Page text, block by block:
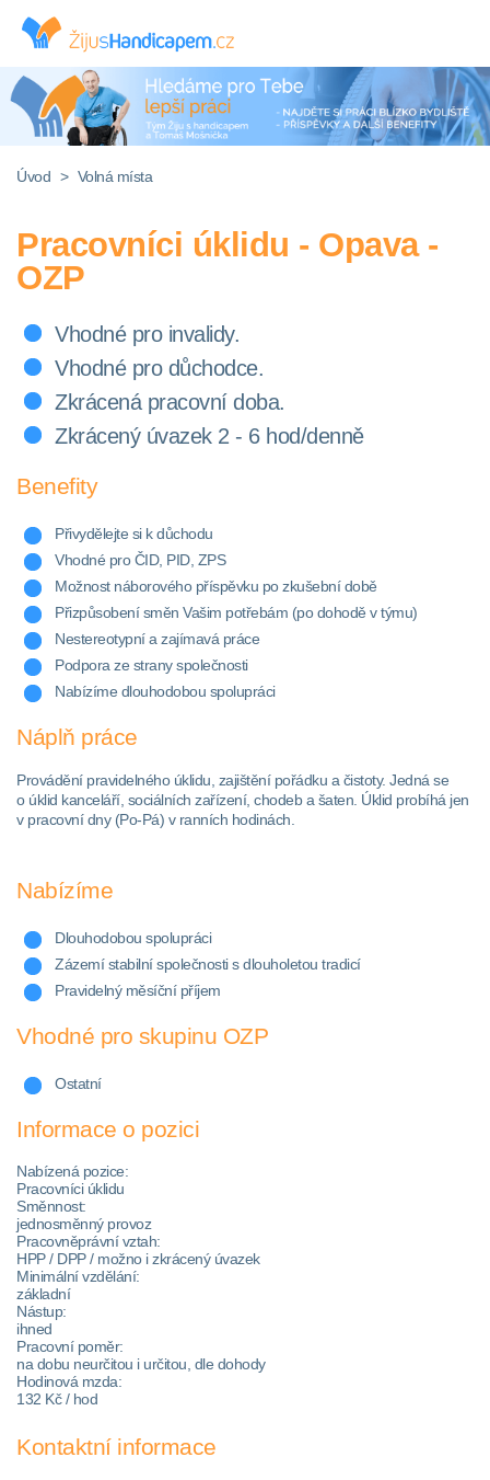
Úvod > Volná místa
Pracovníci úklidu - Opava -
OZP
Vhodné pro invalidy.
Vhodné pro důchodce.
Zkrácená pracovní doba.
Zkrácený úvazek 2 - 6 hod/denně
Benefity
Přivydělejte si k důchodu
Vhodné pro ČID, PID, ZPS
Možnost náborového příspěvku po zkušební době
Přizpůsobení směn Vašim potřebám (po dohodě v týmu)
Nestereotypní a zajímavá práce
Podpora ze strany společnosti
Nabízíme dlouhodobou spolupráci
Náplň práce
Provádění pravidelného úklidu, zajištění pořádku a čistoty. Jedná se
o úklid kanceláří, sociálních zařízení, chodeb a šaten. Úklid probíhá jen
v pracovní dny (Po-Pá) v ranních hodinách.
Nabízíme
Dlouhodobou spolupráci
Zázemí stabilní společnosti s dlouholetou tradicí
Pravidelný měsíční příjem
Vhodné pro skupinu OZP
Ostatní
Informace o pozici
Nabízená pozice:
Pracovníci úklidu
Směnnost:
jednosměnný provoz
Pracovněprávní vztah:
HPP / DPP / možno i zkrácený úvazek
Minimální vzdělání:
základní
Nástup:
ihned
Pracovní poměr:
na dobu neurčitou i určitou, dle dohody
Hodinová mzda:
132 Kč / hod
Kontaktní informace